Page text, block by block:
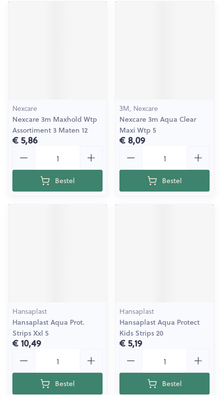
Nexcare
Nexcare 3m Maxhold Wtp
Assortiment 3 Maten 12
€ 5,86
Bestel
3M, Nexcare
Nexcare 3m Aqua Clear
Maxi Wtp 5
€ 8,09
Bestel
Hansaplast
Hansaplast Aqua Prot.
Strips Xxl 5
€ 10,49
Bestel
Hansaplast
Hansaplast Aqua Protect
Kids Strips 20
€ 5,19
Bestel